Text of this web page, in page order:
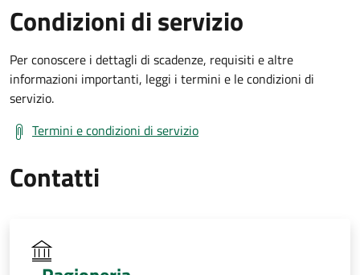
Condizioni di servizio
Per conoscere i dettagli di scadenze, requisiti e altre
informazioni importanti, leggi i termini e le condizioni di
servizio.
Termini e condizioni di servizio
Contatti